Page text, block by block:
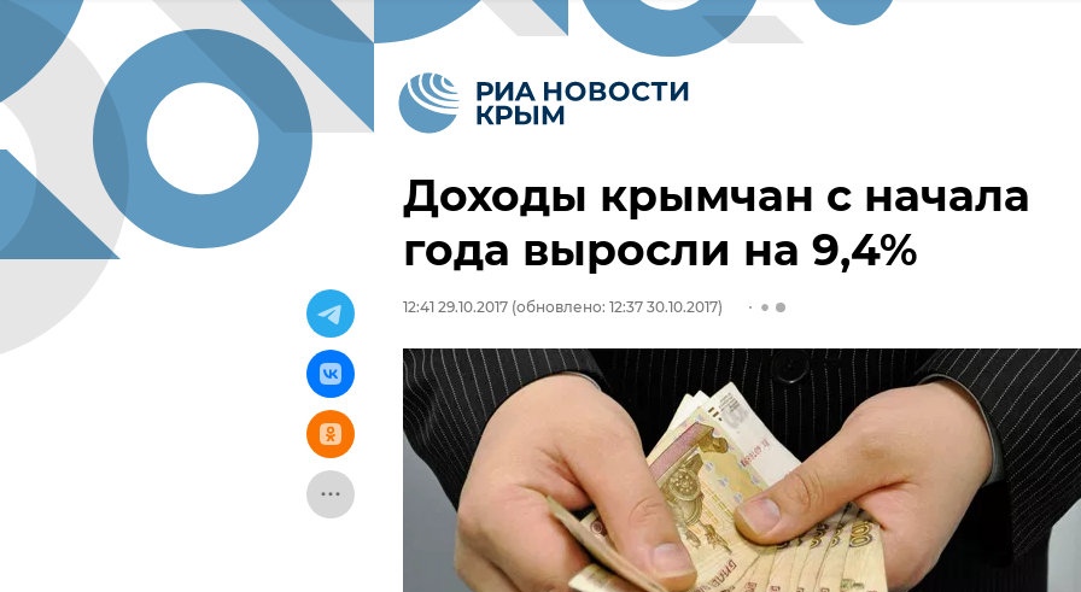
Доходы крымчан с начала
года выросли на 9,4%
12:41 29.10.2017 (обновлено: 12:37 30.10.2017)